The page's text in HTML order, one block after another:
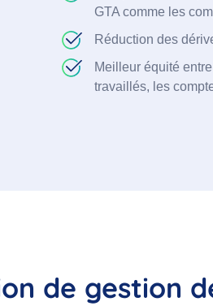
GTA comme les
Réduction des
Meilleur équité
travaillés, les
de gestion